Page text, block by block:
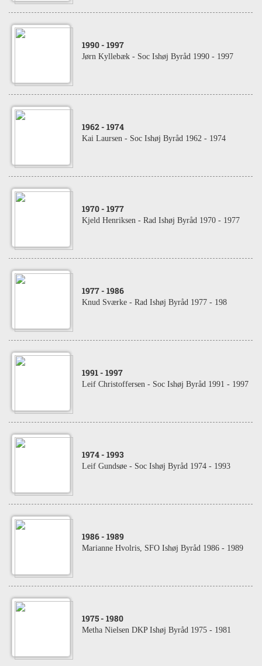
1990 - 1997
Jørn Kyllebæk - Soc Ishøj Byråd 1990 - 1997
1962 - 1974
Kai Laursen - Soc Ishøj Byråd 1962 - 1974
1970 - 1977
Kjeld Henriksen - Rad Ishøj Byråd 1970 - 1977
1977 - 1986
Knud Sværke - Rad Ishøj Byråd 1977 - 198
1991 - 1997
Leif Christoffersen - Soc Ishøj Byråd 1991 - 1997
1974 - 1993
Leif Gundsøe - Soc Ishøj Byråd 1974 - 1993
1986 - 1989
Marianne Hvolris, SFO Ishøj Byråd 1986 - 1989
1975 - 1980
Metha Nielsen DKP Ishøj Byråd 1975 - 1981